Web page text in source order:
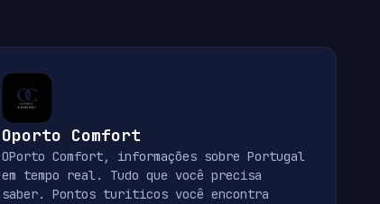
Oporto Comfort
OPorto Comfort, informações sobre Portugal
em tempo real. Tudo que você precisa
saber. Pontos turiticos você encontra